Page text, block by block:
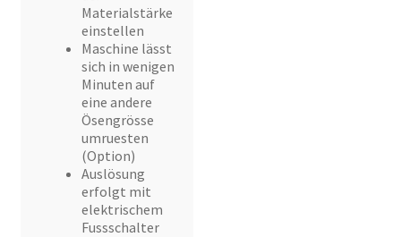
Materialstärke
einstellen
Maschine lässt
sich in wenigen
Minuten auf
eine andere
Ösengrösse
umruesten
(Option)
Auslösung
erfolgt mit
elektrischem
Fussschalter